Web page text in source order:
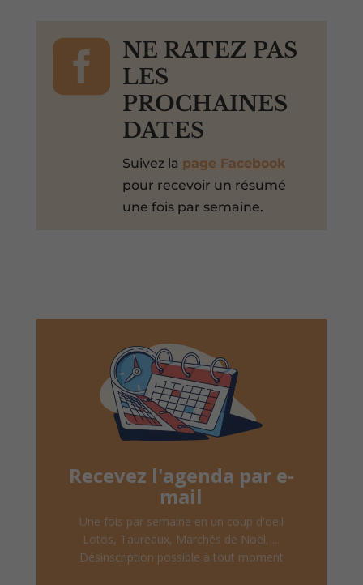

NE RATEZ PAS
LES
PROCHAINES
DATES
Suivez la page Facebook
pour recevoir un résumé
une fois par semaine.
Recevez l'agenda par e-
mail
Une fois par semaine en un coup d'oeil
Lotos, Taureaux, Marchés de Noël, ...
Désinscription possible à tout moment